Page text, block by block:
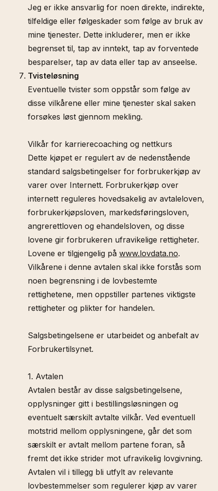
Jeg er ikke ansvarlig for noen direkte, indirekte,
tilfeldige eller følgeskader som følge av bruk av
mine tjenester. Dette inkluderer, men er ikke
begrenset til, tap av inntekt, tap av forventede
besparelser, tap av data eller tap av anseelse.
Tvisteløsning
Eventuelle tvister som oppstår som følge av
disse vilkårene eller mine tjenester skal saken
forsøkes løst gjennom mekling.
Vilkår for karrierecoaching og nettkurs
Dette kjøpet er regulert av de nedenstående
standard salgsbetingelser for forbrukerkjøp av
varer over Internett. Forbrukerkjøp over
internett reguleres hovedsakelig av avtaleloven,
forbrukerkjøpsloven, markedsføringsloven,
angrerettloven og ehandelsloven, og disse
lovene gir forbrukeren ufravikelige rettigheter.
Lovene er tilgjengelig på www.lovdata.no.
Vilkårene i denne avtalen skal ikke forstås som
noen begrensning i de lovbestemte
rettighetene, men oppstiller partenes viktigste
rettigheter og plikter for handelen.
Salgsbetingelsene er utarbeidet og anbefalt av
Forbrukertilsynet.
1. Avtalen
Avtalen består av disse salgsbetingelsene,
opplysninger gitt i bestillingsløsningen og
eventuelt særskilt avtalte vilkår. Ved eventuell
motstrid mellom opplysningene, går det som
særskilt er avtalt mellom partene foran, så
fremt det ikke strider mot ufravikelig lovgivning.
Avtalen vil i tillegg bli utfylt av relevante
lovbestemmelser som regulerer kjøp av varer